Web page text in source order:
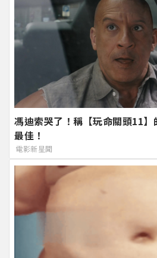
馮迪索哭了！稱【玩命關頭11
最佳！
電影新星聞